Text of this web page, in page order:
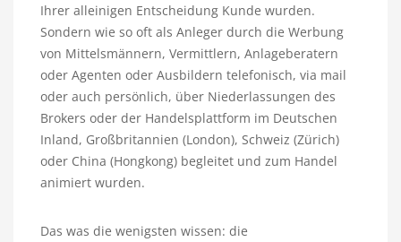
Ihrer alleinigen Entscheidung Kunde wurden.
Sondern wie so oft als Anleger durch die Werbung
von Mittelsmännern, Vermittlern, Anlageberatern
oder Agenten oder Ausbildern telefonisch, via mail
oder auch persönlich, über Niederlassungen des
Brokers oder der Handelsplattform im Deutschen
Inland, Großbritannien (London), Schweiz (Zürich)
oder China (Hongkong) begleitet und zum Handel
animiert wurden.
Das was die wenigsten wissen: die